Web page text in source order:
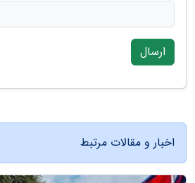
ارسال
اخبار و مقالات مرتبط